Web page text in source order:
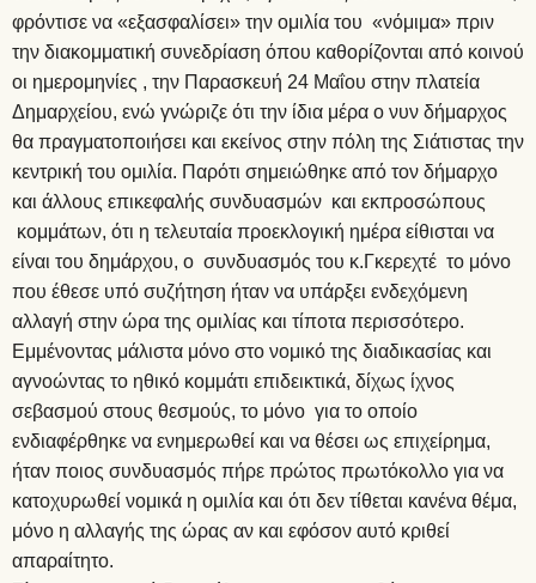
φρόντισε να «εξασφαλίσει» την ομιλία του «νόμιμα» πριν
την διακομματική συνεδρίαση όπου καθορίζονται από κοινού
οι ημερομηνίες , την Παρασκευή 24 Μαΐου στην πλατεία
Δημαρχείου, ενώ γνώριζε ότι την ίδια μέρα ο νυν δήμαρχος
θα πραγματοποιήσει και εκείνος στην πόλη της Σιάτιστας την
κεντρική του ομιλία. Παρότι σημειώθηκε από τον δήμαρχο
και άλλους επικεφαλής συνδυασμών και εκπροσώπους
κομμάτων, ότι η τελευταία προεκλογική ημέρα είθισται να
είναι του δημάρχου, ο συνδυασμός του κ.Γκερεχτέ το μόνο
που έθεσε υπό συζήτηση ήταν να υπάρξει ενδεχόμενη
αλλαγή στην ώρα της ομιλίας και τίποτα περισσότερο.
Εμμένοντας μάλιστα μόνο στο νομικό της διαδικασίας και
αγνοώντας το ηθικό κομμάτι επιδεικτικά, δίχως ίχνος
σεβασμού στους θεσμούς, το μόνο για το οποίο
ενδιαφέρθηκε να ενημερωθεί και να θέσει ως επιχείρημα,
ήταν ποιος συνδυασμός πήρε πρώτος πρωτόκολλο για να
κατοχυρωθεί νομικά η ομιλία και ότι δεν τίθεται κανένα θέμα,
μόνο η αλλαγής της ώρας αν και εφόσον αυτό κριθεί
απαραίτητο.